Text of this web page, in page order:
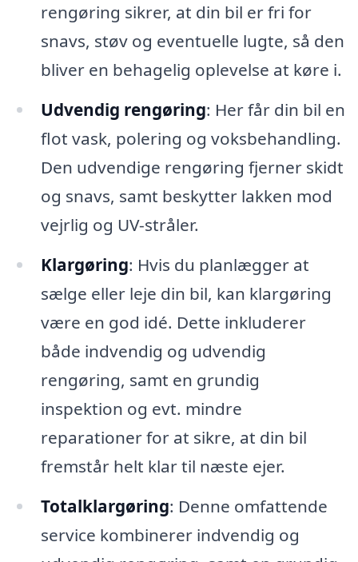
rengøring sikrer, at din bil er fri for
snavs, støv og eventuelle lugte, så den
bliver en behagelig oplevelse at køre i.
Udvendig rengøring: Her får din bil en
flot vask, polering og voksbehandling.
Den udvendige rengøring fjerner skidt
og snavs, samt beskytter lakken mod
vejrlig og UV-stråler.
Klargøring: Hvis du planlægger at
sælge eller leje din bil, kan klargøring
være en god idé. Dette inkluderer
både indvendig og udvendig
rengøring, samt en grundig
inspektion og evt. mindre
reparationer for at sikre, at din bil
fremstår helt klar til næste ejer.
Totalklargøring: Denne omfattende
service kombinerer indvendig og